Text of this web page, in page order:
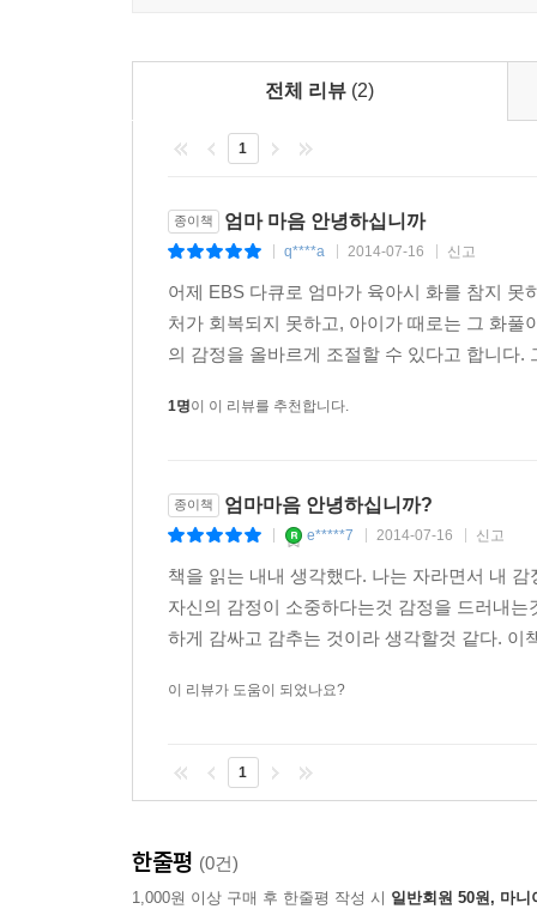
전체 리뷰 (2)
1
종이책 엄마 마음 안녕하십니까
q****a 2014-07-16 신고
어제 EBS 다큐로 엄마가 육아시 화를 참지
처가 회복되지 못하고, 아이가 때로는 그 화
의 감정을 올바르게 조절할 수 있다고 합니다
1명이 이 리뷰를 추천합니다.
종이책 엄마마음 안녕하십니까?
e*****7 2014-07-16 신고
책을 읽는 내내 생각했다. 나는 자라면서 내
자신의 감정이 소중하다는것 감정을 드러내
하게 감싸고 감추는 것이라 생각할것 같다.
이 리뷰가 도움이 되었나요?
1
한줄평 (0건)
1,000원 이상 구매 후 한줄평 작성 시 일반회원 50원, 마니